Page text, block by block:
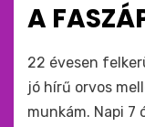
:A
by monkey
22 évesen
jó hírű orvos
munkám. Napi 7